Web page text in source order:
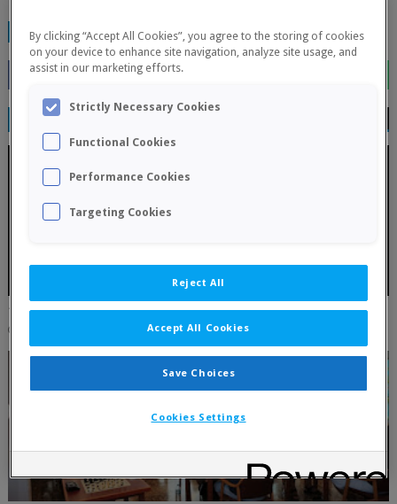
TAGS: FINALIZADOS
RELATED POSTS
17 julio, Primer torneo por parejas 2026 - La Primitiva
By clicking “Accept All Cookies”, you agree to the storing of cookies
on your device to enhance site navigation, analyze site usage, and
assist in our marketing efforts.
Strictly Necessary Cookies
Functional Cookies
Performance Cookies
Targeting Cookies
Reject All
Accept All Cookies
Save Choices
Cookies Settings